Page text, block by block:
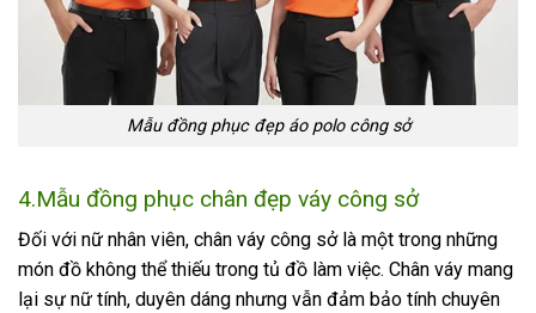
Mẫu đồng phục đẹp áo polo công sở
4.Mẫu đồng phục chân đẹp váy công sở
Đối với nữ nhân viên, chân váy công sở là một trong những
món đồ không thể thiếu trong tủ đồ làm việc. Chân váy mang
lại sự nữ tính, duyên dáng nhưng vẫn đảm bảo tính chuyên